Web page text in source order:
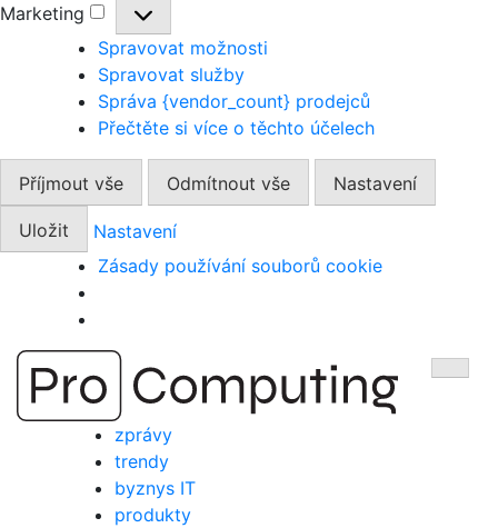
Marketing
Marketing
Spravovat možnosti
Spravovat služby
Správa {vendor_count} prodejců
Přečtěte si více o těchto účelech
Příjmout vše Odmítnout vše Nastavení
Uložit
Nastavení
Zásady používání souborů cookie
Přejít
obsah
zprávy
trendy
byznys IT
produkty